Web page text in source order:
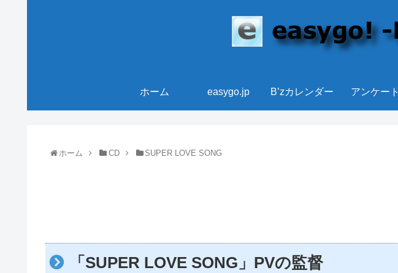
ホーム easygo.jp B’zカレンダー アンケート
ホーム CD SUPER LOVE SONG
「SUPER LOVE SONG」PVの監督